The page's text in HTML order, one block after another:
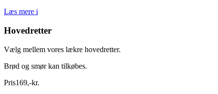
Læs mere i
Hovedretter
Vælg mellem vores lækre hovedretter.
Brød og smør kan tilkøbes.
Pris169,-kr.